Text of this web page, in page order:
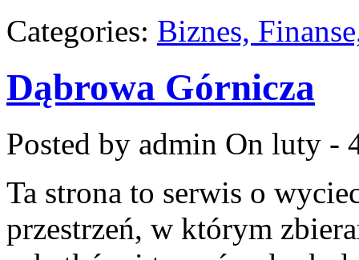
Categories: Biznes,
Dąbrowa Górnicza
Posted by admin On luty -
Ta strona to serwis o
przestrzeń, w którym